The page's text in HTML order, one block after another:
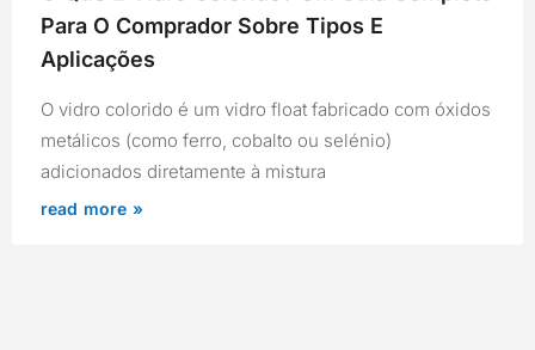
Para O Comprador Sobre Tipos E
Aplicações
O vidro colorido é um vidro float fabricado com óxidos
metálicos (como ferro, cobalto ou selénio)
adicionados diretamente à mistura
read more »